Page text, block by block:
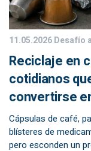
11.05.2026Desafío
Reciclaje en
cotidianos
convertirse
Cápsulas de café,
blísteres de
pero esconden un